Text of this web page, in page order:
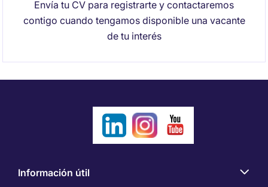
Envía tu CV para registrarte y contactaremos
contigo cuando tengamos disponible una vacante
de tu interés
Información útil